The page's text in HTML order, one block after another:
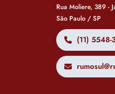
Rua Moliere, 389 -
São Paulo / SP
(11) 5548-